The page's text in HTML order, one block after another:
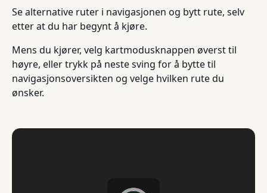
Se alternative ruter i navigasjonen og bytt rute, selv
etter at du har begynt å kjøre.
Mens du kjører, velg kartmodusknappen øverst til
høyre, eller trykk på neste sving for å bytte til
navigasjonsoversikten og velge hvilken rute du
ønsker.